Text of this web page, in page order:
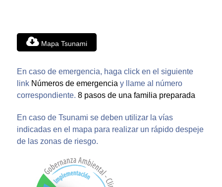
Mapa Tsunami
En caso de emergencia, haga click en el siguiente
link Números de emergencia y llame al número
correspondiente. 8 pasos de una familia preparada
En caso de Tsunami se deben utilizar la vías
indicadas en el mapa para realizar un rápido despeje
de las zonas de riesgo.